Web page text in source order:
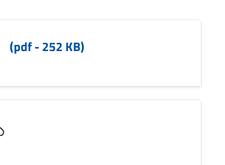
(pdf - 252 KB)